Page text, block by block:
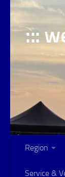
Skip to content
:::
Region
Service &